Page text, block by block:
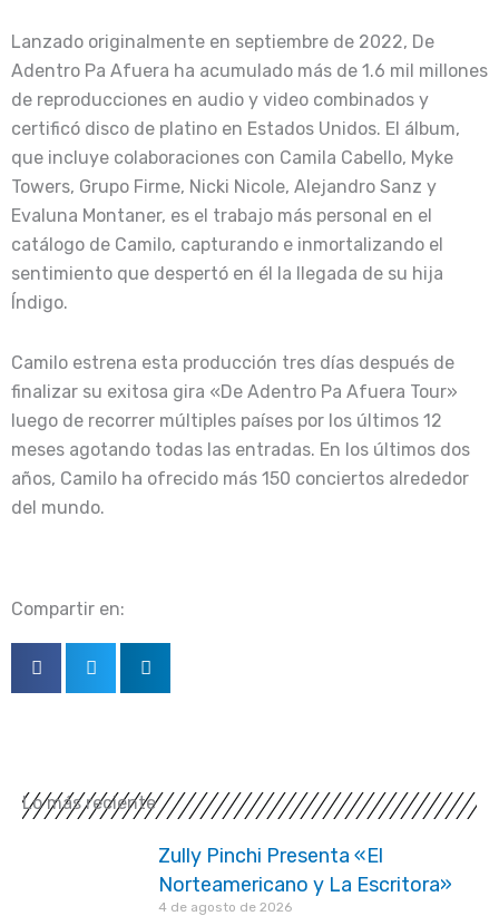
Lanzado originalmente en septiembre de 2022, De
Adentro Pa Afuera ha acumulado más de 1.6 mil millones
de reproducciones en audio y video combinados y
certificó disco de platino en Estados Unidos. El álbum,
que incluye colaboraciones con Camila Cabello, Myke
Towers, Grupo Firme, Nicki Nicole, Alejandro Sanz y
Evaluna Montaner, es el trabajo más personal en el
catálogo de Camilo, capturando e inmortalizando el
sentimiento que despertó en él la llegada de su hija
Índigo.
Camilo estrena esta producción tres días después de
finalizar su exitosa gira «De Adentro Pa Afuera Tour»
luego de recorrer múltiples países por los últimos 12
meses agotando todas las entradas. En los últimos dos
años, Camilo ha ofrecido más 150 conciertos alrededor
del mundo.
Compartir en:
Lo más reciente
Zully Pinchi Presenta «El
Norteamericano y La Escritora»
4 de agosto de 2026